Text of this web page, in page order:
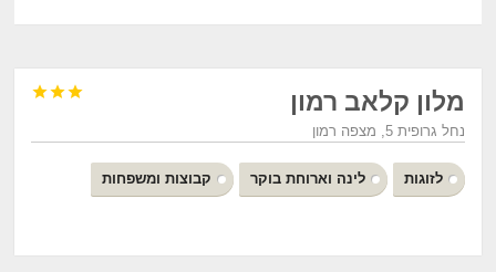
מלון קלאב רמון 


נחל גרופית 5, מצפה רמון
לזוגות לינה וארוחת בוקר קבוצות ומשפחות